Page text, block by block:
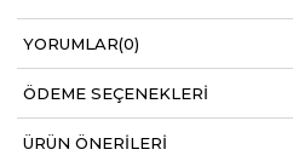
Ürün Kodu:153CAMP0321
Bıçak Kalınlığı:2.5 mm
Sap Uzunluğu:120 mm
Toplam Uzunluk:
Ağırlık:84 gr
YORUMLAR(0)
ÖDEME SEÇENEKLERI
ÜRÜN ÖNERILERI